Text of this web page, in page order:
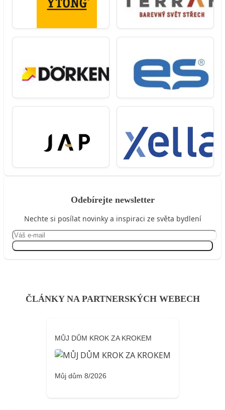
Odebírejte newsletter
Nechte si posílat novinky a inspiraci ze světa bydlení
ČLÁNKY NA PARTNERSKÝCH WEBECH
MŮJ DŮM KROK ZA KROKEM
Můj dům 8/2026